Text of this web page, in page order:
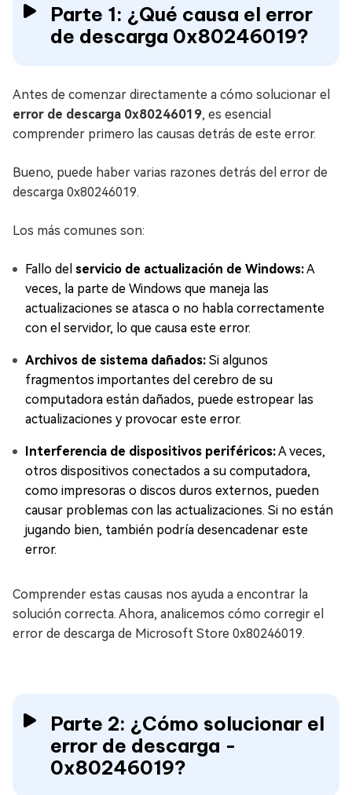
Parte 1: ¿Qué causa el error
de descarga 0x80246019?
Antes de comenzar directamente a cómo solucionar el
error de descarga 0x80246019, es esencial
comprender primero las causas detrás de este error.
Bueno, puede haber varias razones detrás del error de
descarga 0x80246019.
Los más comunes son:
Fallo del servicio de actualización de Windows:A
veces, la parte de Windows que maneja las
actualizaciones se atasca o no habla correctamente
con el servidor, lo que causa este error.
Archivos de sistema dañados: Si algunos
fragmentos importantes del cerebro de su
computadora están dañados, puede estropear las
actualizaciones y provocar este error.
Interferencia de dispositivos periféricos:A veces,
otros dispositivos conectados a su computadora,
como impresoras o discos duros externos, pueden
causar problemas con las actualizaciones. Si no están
jugando bien, también podría desencadenar este
error.
Comprender estas causas nos ayuda a encontrar la
solución correcta. Ahora, analicemos cómo corregir el
error de descarga de Microsoft Store 0x80246019.
Parte 2: ¿Cómo solucionar el
error de descarga -
0x80246019?